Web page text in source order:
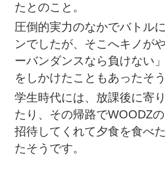
たとのこと。
圧倒的実力のなかでバトル
ンでしたが、そこへキノが
ーバンダンスなら負けない
をしかけたこともあったそう
学生時代には、放課後に寄
たり、その帰路でWOODZ
招待してくれて夕食を食べ
たそうです。